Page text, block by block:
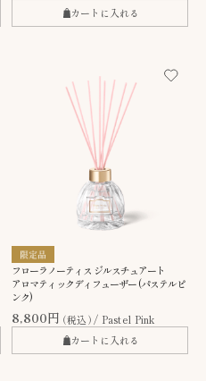
カートに入れる
フローラノーティス ジルスチュアート
アロマティックディフューザー (パステルピ
ンク)
8,800円（税込） Pastel Pink
カートに入れる